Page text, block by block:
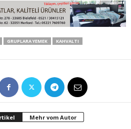
GRUPLARA YEMEK
KAHVALTI
Mehr vom Autor